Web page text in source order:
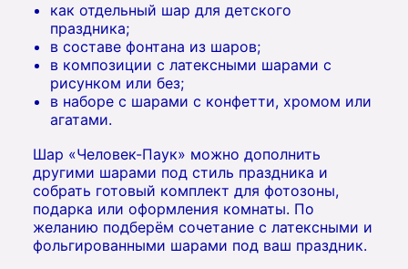
как отдельный шар для детского
праздника;
в составе фонтана из шаров;
в композиции с латексными шарами с
рисунком или без;
в наборе с шарами с конфетти, хромом или
агатами.
Шар «Человек-Паук» можно дополнить
другими шарами под стиль праздника и
собрать готовый комплект для фотозоны,
подарка или оформления комнаты. По
желанию подберём сочетание с латексными и
фольгированными шарами под ваш праздник.